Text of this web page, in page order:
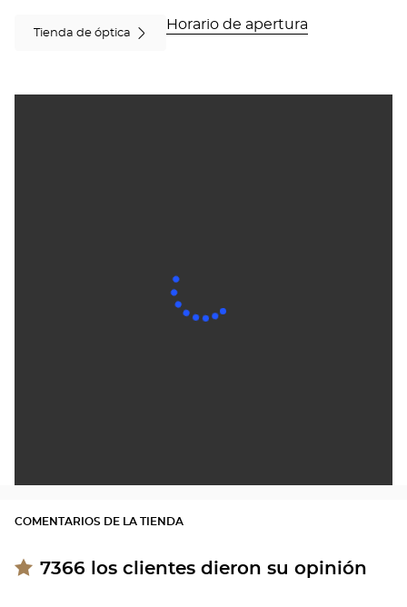
Tienda de óptica
Horario de apertura
COMENTARIOS DE LA TIENDA
7366 los clientes dieron su opinión